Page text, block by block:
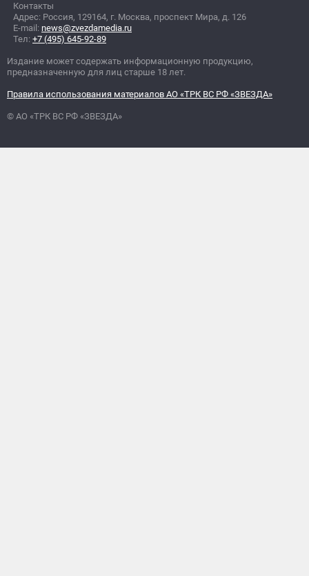
Контакты
Адрес: Россия, 129164, г. Москва, проспект Мира, д. 126
E-mail: news@zvezdamedia.ru
Тел: +7 (495) 645-92-89
Издание может содержать информационную продукцию,
предназначенную для лиц старше 18 лет.
Правила использования материалов АО «ТРК ВС РФ «ЗВЕЗДА»
© АО «ТРК ВС РФ «ЗВЕЗДА»